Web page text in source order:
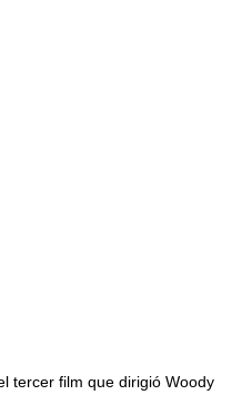
tercer film que dirigió Woody